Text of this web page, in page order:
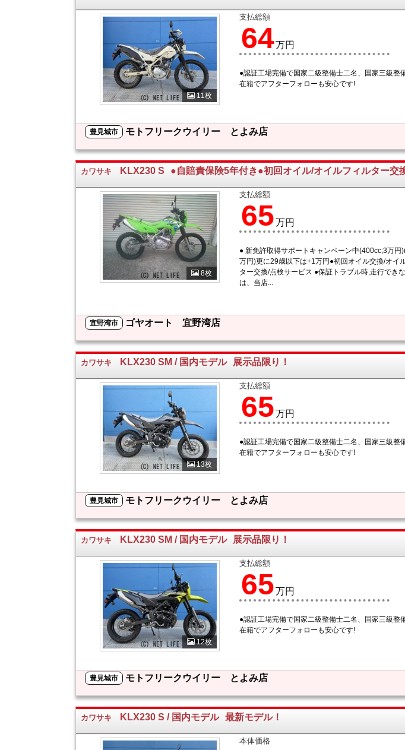
11枚
支払総額
64万円
●認証工場完備で国家二級整備士二名、国家三級整
在籍でアフターフォローも安心です!
豊見城市 モトフリークウイリー とよみ店
カワサキ KLX230 S ●自賠責保険5年付き●初回オイル/オイルフィルター交
8枚
支払総額
65万円
● 新免許取得サポートキャンペーン中(400cc;3万円
万円)更に29歳以下は+1万円●初回オイル交換/オイ
ター交換/点検サービス ●保証トラブル時,走行でき
は、当店...
宜野湾市 ゴヤオート 宜野湾店
カワサキ KLX230 SM / 国内モデル 展示品限り！
13枚
支払総額
65万円
●認証工場完備で国家二級整備士二名、国家三級整
在籍でアフターフォローも安心です!
豊見城市 モトフリークウイリー とよみ店
カワサキ KLX230 SM / 国内モデル 展示品限り！
12枚
支払総額
65万円
●認証工場完備で国家二級整備士二名、国家三級整
在籍でアフターフォローも安心です!
豊見城市 モトフリークウイリー とよみ店
カワサキ KLX230 S / 国内モデル 最新モデル！
本体価格